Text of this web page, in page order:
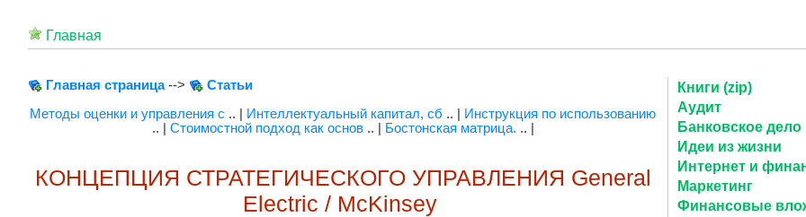
Главная
Главная страница-->
Статьи
Методы оценки и управления с .. | Интеллектуальный капитал, сб .. |
Инструкция по использованию
.. | Стоимостной подход как основ.. | Бостонская матрица. .. |
КОНЦЕПЦИЯ СТРАТЕГИЧЕСКОГО УПРАВЛЕНИЯ General
Electric / McKinsey
Книги (zip)
Аудит
Банковское дело
Идеи из жизни
Интернет и
Маркетинг
Финансовые